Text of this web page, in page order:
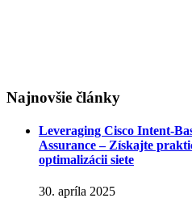
Najnovšie články
Leveraging Cisco Intent-
Assurance – Získajte
optimalizácii siete
30. apríla 2025